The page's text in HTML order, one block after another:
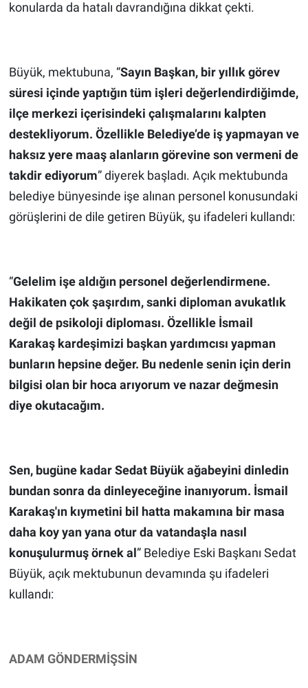
konularda da hatalı davrandığına dikkat çekti.
Büyük, mektubuna, “Sayın Başkan, bir yıllık görev
süresi içinde yaptığın tüm işleri değerlendirdiğimde,
ilçe merkezi içerisindeki çalışmalarını kalpten
destekliyorum. Özellikle Belediye’de iş yapmayan ve
haksız yere maaş alanların görevine son vermeni de
takdir ediyorum” diyerek başladı. Açık mektubunda
belediye bünyesinde işe alınan personel konusundaki
görüşlerini de dile getiren Büyük, şu ifadeleri kullandı:
“Gelelim işe aldığın personel değerlendirmene.
Hakikaten çok şaşırdım, sanki diploman avukatlık
değil de psikoloji diploması. Özellikle İsmail
Karakaş kardeşimizi başkan yardımcısı yapman
bunların hepsine değer. Bu nedenle senin için derin
bilgisi olan bir hoca arıyorum ve nazar değmesin
diye okutacağım.
Sen, bugüne kadar Sedat Büyük ağabeyini dinledin
bundan sonra da dinleyeceğine inanıyorum. İsmail
Karakaş'ın kıymetini bil hatta makamına bir masa
daha koy yan yana otur da vatandaşla nasıl
konuşulurmuş örnek al” Belediye Eski Başkanı Sedat
Büyük, açık mektubunun devamında şu ifadeleri
kullandı:
ADAM GÖNDERMİŞSİN